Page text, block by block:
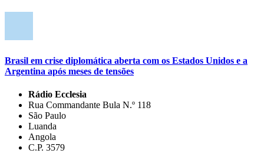
Brasil em crise diplomática aberta com os Estados Unidos e a
Argentina após meses de tensões
Rádio Ecclesia
Rua Commandante Bula N.º 118
São Paulo
Luanda
Angola
C.P. 3579